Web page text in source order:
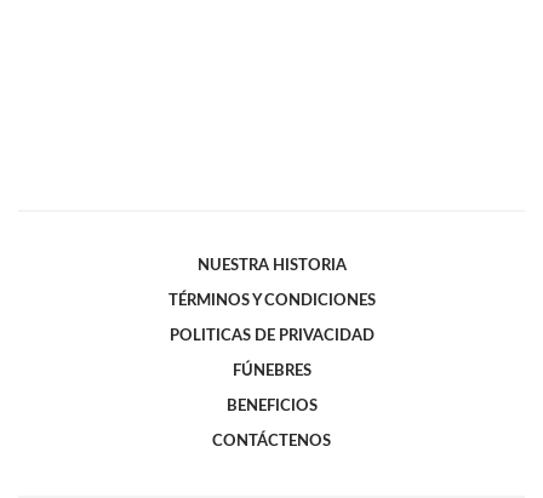
NUESTRA HISTORIA
TÉRMINOS Y CONDICIONES
POLITICAS DE PRIVACIDAD
FÚNEBRES
BENEFICIOS
CONTÁCTENOS